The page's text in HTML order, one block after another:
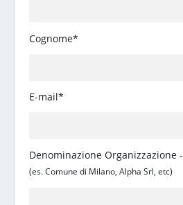
Cognome*
E-mail*
Denominazione Organizzazione -
(es. Comune di Milano, Alpha Srl, etc)